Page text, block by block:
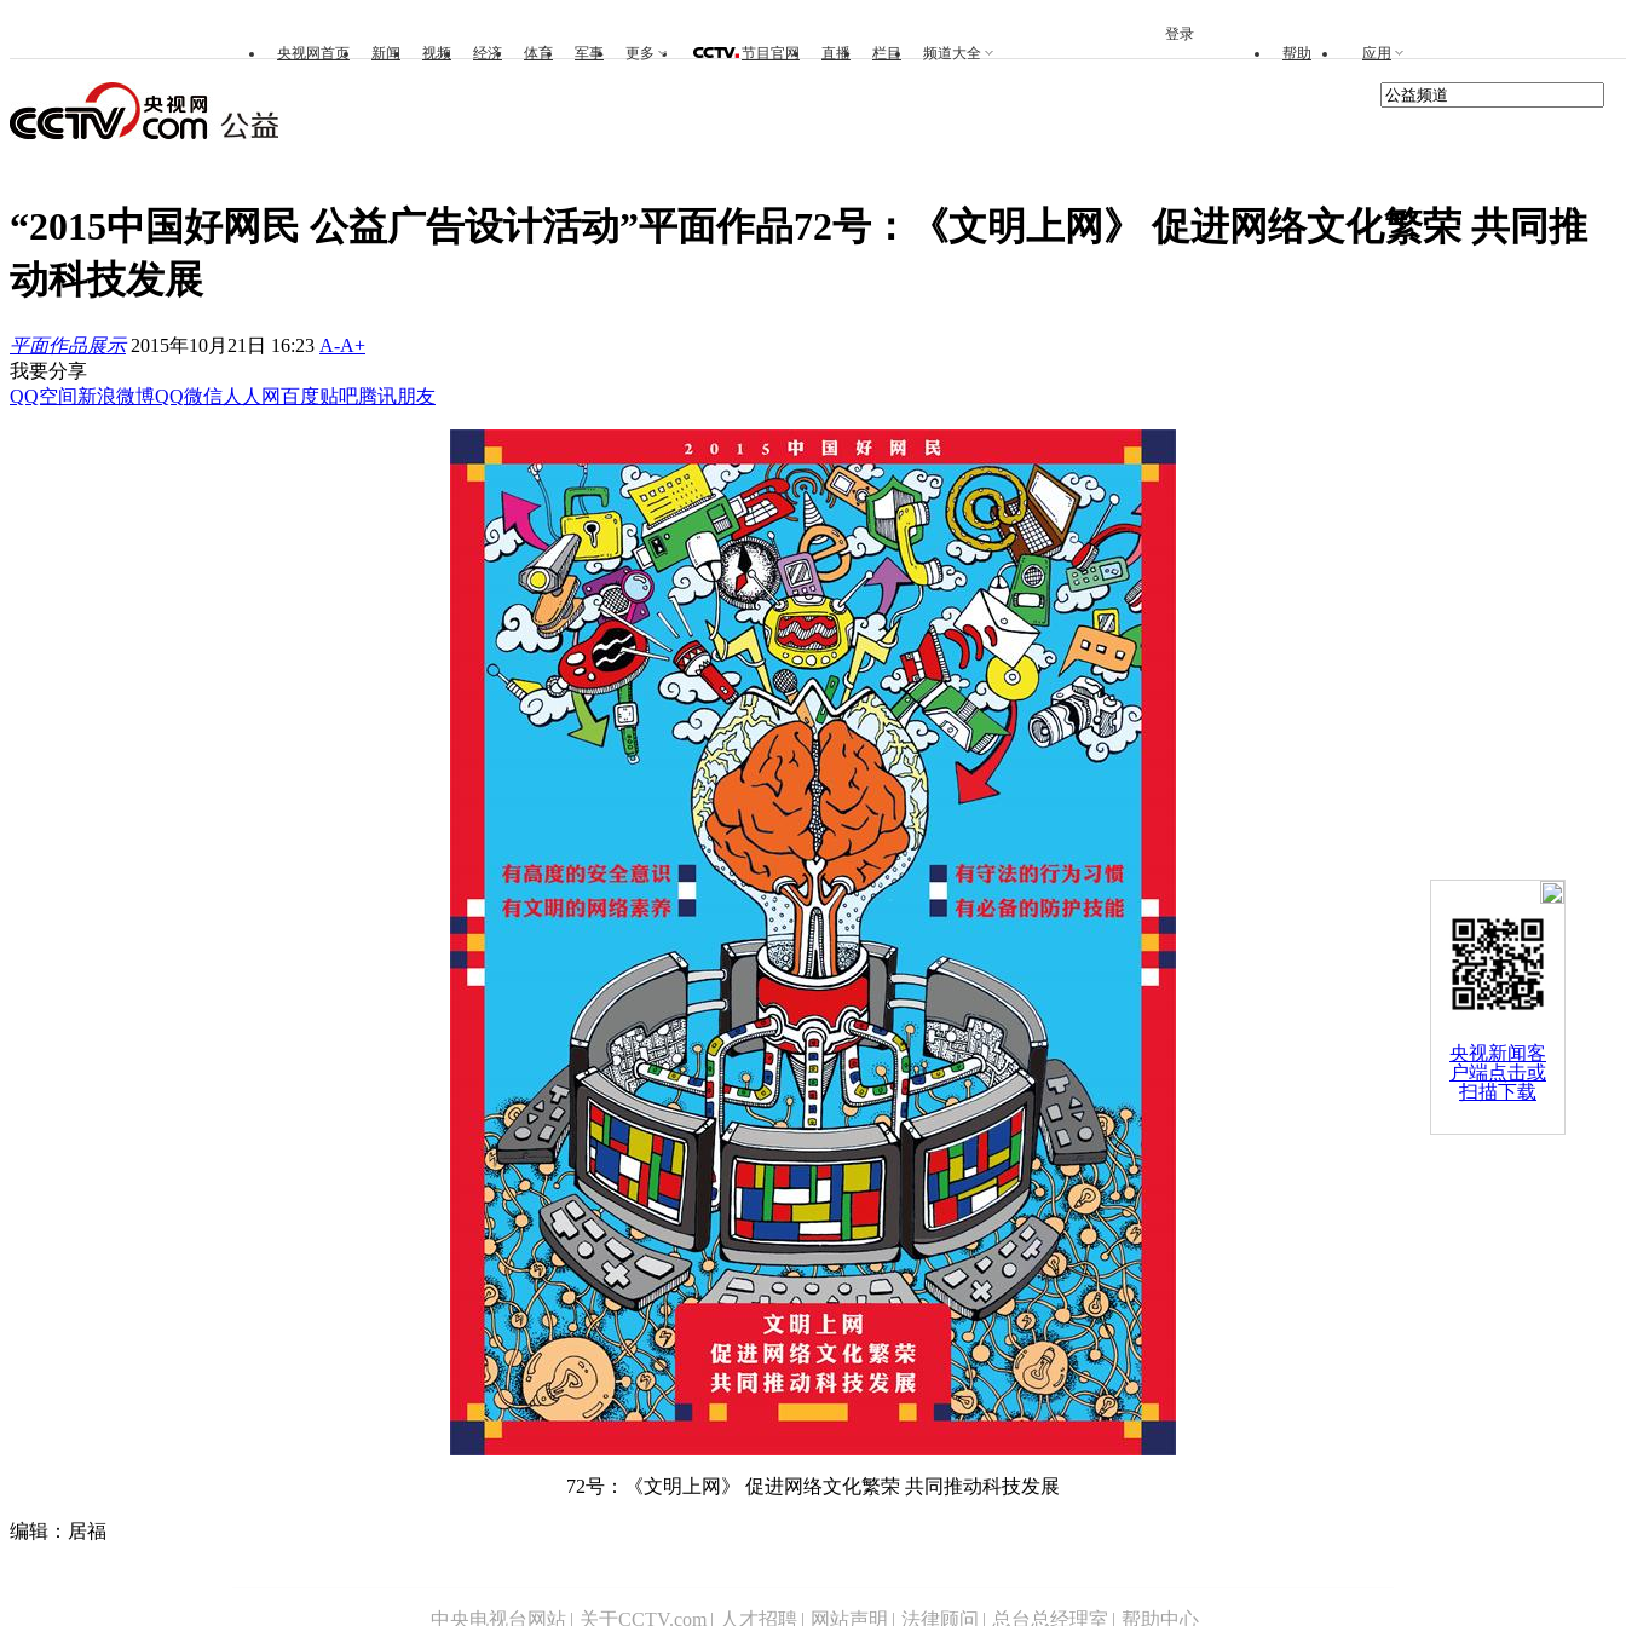
央视新闻客
户端点击或
扫描下载
央视网首页 新闻 视频 经济 体育 军事 更多 节目官网 直播 栏目 频道大全 帮助 应用
登录
“2015中国好网民 公益广告设计活动”平面作品72号：《文明上网》 促进网络文化繁荣 共同推
动科技发展
平面作品展示 2015年10月21日 16:23 A-A+
我要分享
QQ空间新浪微博QQ微信人人网百度贴吧腾讯朋友
72号：《文明上网》 促进网络文化繁荣 共同推动科技发展
编辑：居福
中央电视台网站 | 关于CCTV.com | 人才招聘 | 网站声明 | 法律顾问 | 总台总经理室 | 帮助中心